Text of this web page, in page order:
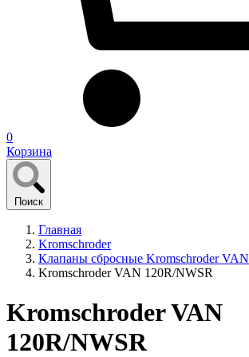
0
Корзина
Поиск
Главная
Kromschroder
Клапаны сбросные Kromschroder VAN
Kromschroder VAN 120R/NWSR
Kromschroder VAN
120R/NWSR